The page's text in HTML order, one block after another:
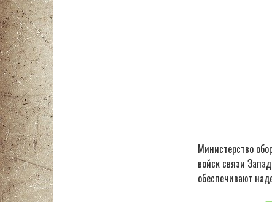
Министерство
войск связи
обеспечивают